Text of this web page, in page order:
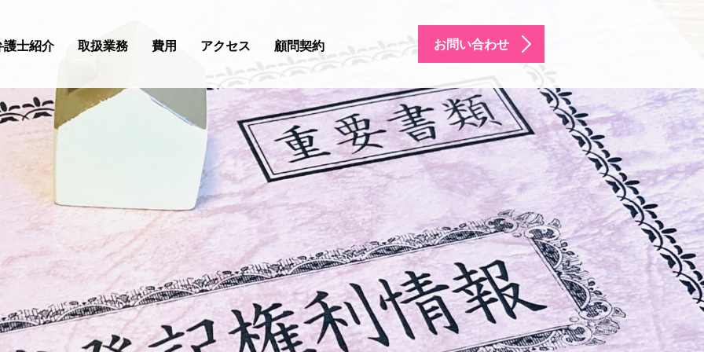
護士紹介 取扱業務 費用 アクセス 顧問契約 お問い合わせ